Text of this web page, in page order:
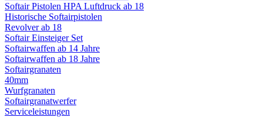
Softair Pistolen HPA Luftdruck ab 18
Historische Softairpistolen
Revolver ab 18
Softair Einsteiger Set
Softairwaffen ab 14 Jahre
Softairwaffen ab 18 Jahre
Softairgranaten
40mm
Wurfgranaten
Softairgranatwerfer
Serviceleistungen